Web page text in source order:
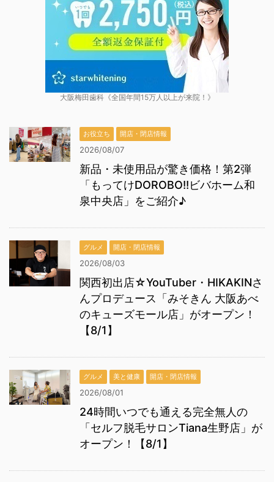
大阪梅田歯科《全国年間15万人以上が来院！》
お役立ち 開店・閉店情報
2026/08/07
新品・未使用品が驚き価格！第2弾
「もってけDOROBO!!ビバホーム和
泉中央店」をご紹介♪
グルメ 開店・閉店情報
2026/08/03
関西初出店☆YouTuber・HIKAKINさ
んプロデュース「みそきん 大阪あべ
のキューズモール店」がオープン！
【8/1】
グルメ 美と健康 開店・閉店情報
2026/08/01
24時間いつでも通える完全無人の
「セルフ脱毛サロンTiana生野店」が
オープン！【8/1】